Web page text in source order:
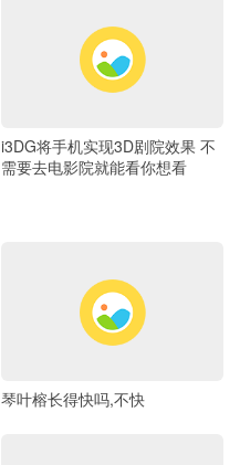
i3DG将手机实现3D剧院效果 不
需要去电影院就能看你想看
琴叶榕长得快吗,不快